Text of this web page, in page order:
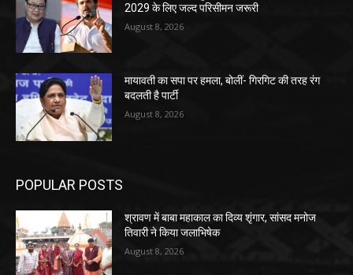
2029 के लिए जल्द परिसीमन जरूरी
August 8, 2026
मायावती का सपा पर हमला, बोलीं- गिरगिट की तरह रंग
बदलती है पार्टी
August 8, 2026
POPULAR POSTS
श्रावण में बाबा महाकाल का दिव्य शृंगार, सांसद मनोज
तिवारी ने किया जलाभिषेक
August 8, 2026